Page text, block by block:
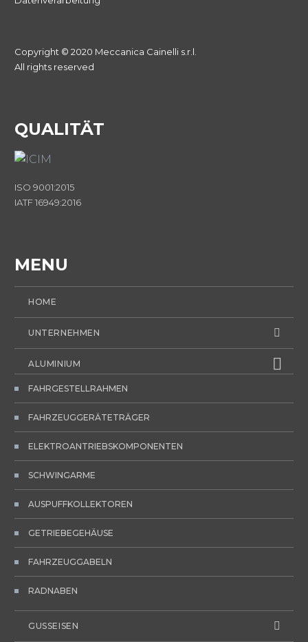
Copyright © 2020 Meccanica Cainelli s.r.l.
All rights reserved
QUALITÄT
ISO 9001:2015
IATF 16949:2016
MENU
HOME
UNTERNEHMEN
ALUMINIUM
FAHRGESTELLRAHMEN
FAHRZEUGGERÄTETRÄGER
ELEKTROANTRIEBSKOMPONENTEN
SCHWINGARME
AUSPUFFKOLLEKTOREN
GETRIEBEGEHÄUSE
FAHRZEUGGABELN
RADNABEN
GUSSEISEN